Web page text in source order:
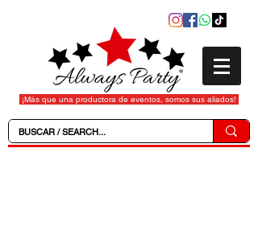
¡Más que una productora de eventos, somos sus aliados!